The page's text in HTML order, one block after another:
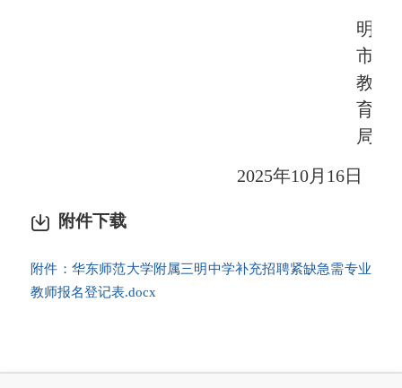
明
市
教
育
局
2025年10月 16日
附件下载
附件：华东师范大学附属三明中学补充招聘紧缺急需专业
教师报名登记表.docx